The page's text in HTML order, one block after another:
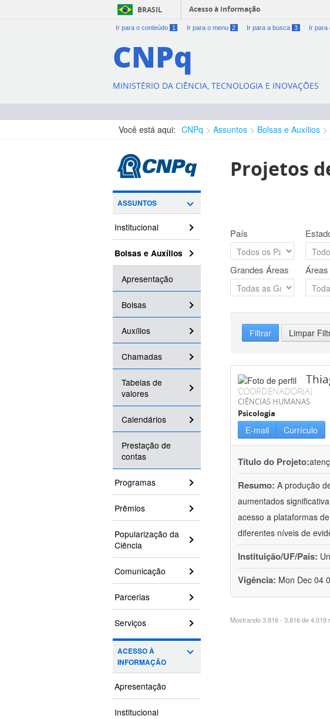
BRASIL Acesso à informação
Ir para o conteúdo 1 Ir para o menu 2 Ir para a busca 3 Ir para
CNPq
MINISTÉRIO DA CIÊNCIA, TECNOLOGIA E INOVAÇÕES
Você está aqui: CNPq Assuntos Bolsas e Auxílios
ASSUNTOS
Institucional
Bolsas e Auxílios
Apresentação
Bolsas
Auxílios
Chamadas
Tabelas de
valores
Calendários
Prestação de
contas
Programas
Prêmios
Popularização da
Ciência
Comunicação
Parcerias
Serviços
ACESSO À
INFORMAÇÃO
Apresentação
Institucional
Projetos
País
Grandes Áreas Áreas
Filtrar Limpar
COORDENADOR(A)
CIÊNCIAS HUMANAS
Psicologia
E-mail Currículo
Título do Projeto:
Resumo: A produção
aumentados
acesso a plataformas
diferentes níveis de
Instituição/UF/País:
Vigência: Mon Dec 04
Mostrando 3.816 - 3.816 de 4.019